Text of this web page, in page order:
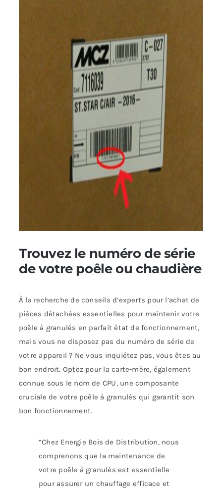
Conduit de fumées
Trouvez le numéro de série
de votre poêle ou chaudière
À la recherche de conseils d’experts pour l’achat de
pièces détachées essentielles pour maintenir votre
poêle à granulés en parfait état de fonctionnement,
mais vous ne disposez pas du numéro de série de
votre appareil ? Ne vous inquiétez pas, vous êtes au
bon endroit. Optez pour la carte-mère, également
connue sous le nom de CPU, une composante
cruciale de votre poêle à granulés qui garantit son
bon fonctionnement.
“Chez Energie Bois de Distribution, nous
comprenons que la maintenance de
votre poêle à granulés est essentielle
pour assurer un chauffage efficace et